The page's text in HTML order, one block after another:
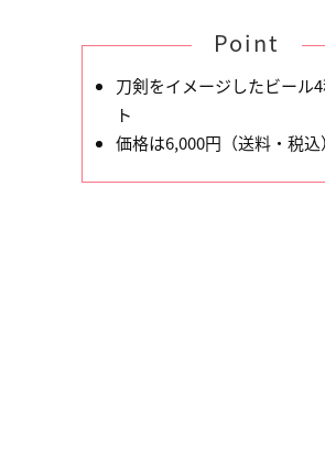
Point
刀剣をイメージしたビール
ト
価格は6,000円（送料・税込）